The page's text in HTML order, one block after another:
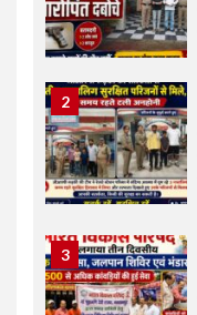
2
3